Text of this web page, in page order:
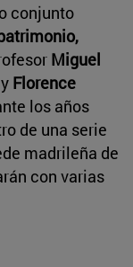
conjunto
Miguel
Florence
los años
de una serie
madrileña de
con varias